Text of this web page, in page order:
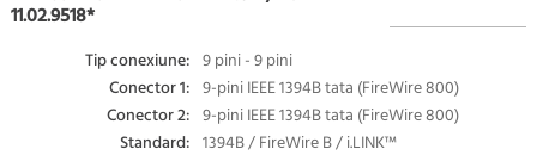
11.02.9518*
Tip conexiune: 9 pini - 9 pini
Conector 1: 9-pini IEEE 1394B tata (FireWire 800)
Conector 2: 9-pini IEEE 1394B tata (FireWire 800)
Standard: 1394B / FireWire B / i.LINK™